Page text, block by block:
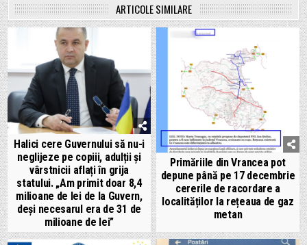
ARTICOLE SIMILARE
Halici cere Guvernului să nu-i
neglijeze pe copiii, adulții și
vârstnicii aflați în grija
statului. „Am primit doar 8,4
milioane de lei de la Guvern,
deși necesarul era de 31 de
milioane de lei”
Primăriile din Vrancea pot
depune până pe 17 decembrie
cererile de racordare a
localităților la rețeaua de gaz
metan